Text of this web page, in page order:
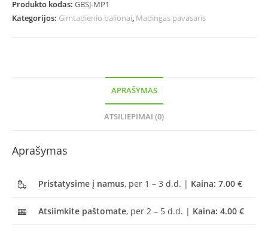
Produkto kodas: GBSJ-MP1
Kategorijos: Gimtadienio balionai, Madingas pavasaris
APRAŠYMAS
ATSILIEPIMAI (0)
Aprašymas
Pristatysime į namus, per 1 – 3 d.d. | Kaina: 7.00 €
Atsiimkite paštomate, per 2 – 5 d.d. | Kaina: 4.00 €